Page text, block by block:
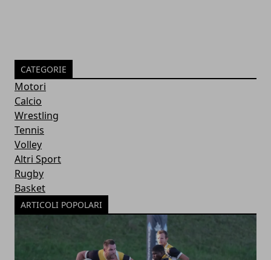
CATEGORIE
Motori
Calcio
Wrestling
Tennis
Volley
Altri Sport
Rugby
Basket
ARTICOLI POPOLARI